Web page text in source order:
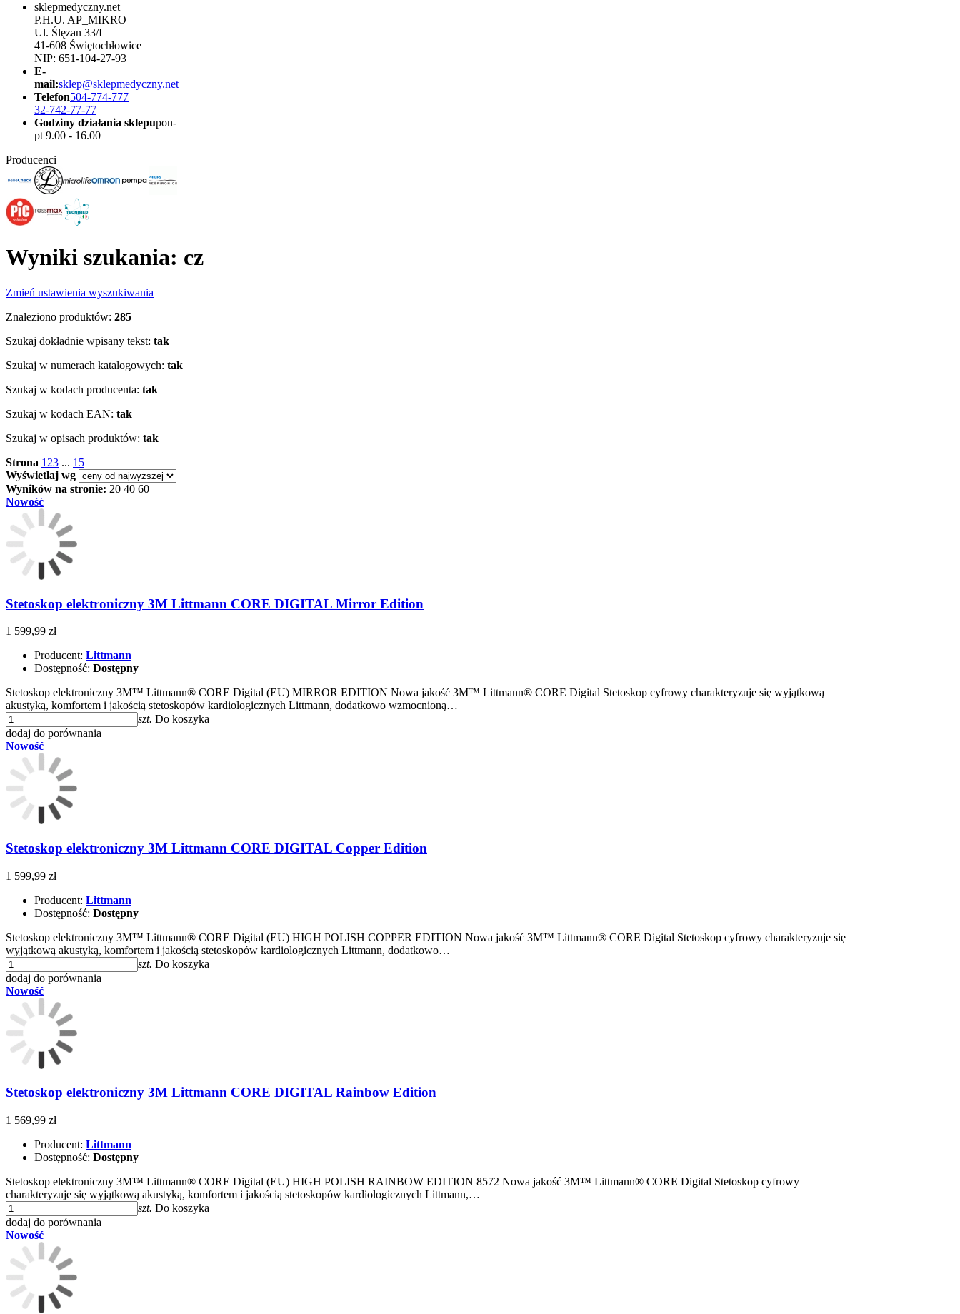
sklepmedyczny.net
P.H.U. AP_MIKRO
Ul. Ślęzan 33/I
41-608 Świętochłowice
NIP: 651-104-27-93
E-
mail:sklep@sklepmedyczny.net
Telefon504-774-777
32-742-77-77
Godziny działania sklepupon-
pt 9.00 - 16.00
Producenci
Wyniki szukania: cz
Zmień ustawienia wyszukiwania
Znaleziono produktów: 285
Szukaj dokładnie wpisany tekst: tak
Szukaj w numerach katalogowych: tak
Szukaj w kodach producenta: tak
Szukaj w kodach EAN: tak
Szukaj w opisach produktów: tak
Strona 1 23 ... 15
Wyświetlaj wg
Wyników na stronie: 20 40 60
Nowość
Stetoskop elektroniczny 3M Littmann CORE DIGITAL Mirror Edition
1 599,99 zł
Producent: Littmann
Dostępność: Dostępny
Stetoskop elektroniczny 3M™ Littmann® CORE Digital (EU) MIRROR EDITION Nowa jakość 3M™ Littmann® CORE Digital Stetoskop cyfrowy charakteryzuje się wyjątkową
akustyką, komfortem i jakością stetoskopów kardiologicznych Littmann, dodatkowo wzmocnioną…
szt. Do koszyka
dodaj do porównania
Nowość
Stetoskop elektroniczny 3M Littmann CORE DIGITAL Copper Edition
1 599,99 zł
Producent: Littmann
Dostępność: Dostępny
Stetoskop elektroniczny 3M™ Littmann® CORE Digital (EU) HIGH POLISH COPPER EDITION Nowa jakość 3M™ Littmann® CORE Digital Stetoskop cyfrowy charakteryzuje się
wyjątkową akustyką, komfortem i jakością stetoskopów kardiologicznych Littmann, dodatkowo…
szt. Do koszyka
dodaj do porównania
Nowość
Stetoskop elektroniczny 3M Littmann CORE DIGITAL Rainbow Edition
1 569,99 zł
Producent: Littmann
Dostępność: Dostępny
Stetoskop elektroniczny 3M™ Littmann® CORE Digital (EU) HIGH POLISH RAINBOW EDITION 8572 Nowa jakość 3M™ Littmann® CORE Digital Stetoskop cyfrowy
charakteryzuje się wyjątkową akustyką, komfortem i jakością stetoskopów kardiologicznych Littmann,…
szt. Do koszyka
dodaj do porównania
Nowość